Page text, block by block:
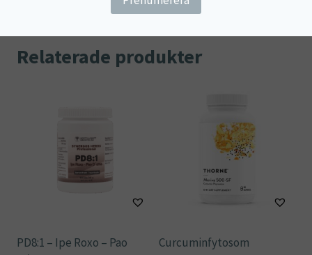
Produkter förvaras oåtkomligt för småbarn.
Relaterade produkter
PD8:1 – Ipe Roxo – Pao
Curcuminfytosom